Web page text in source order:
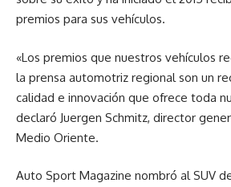
premios para sus vehículos.
«Los premios que nuestros vehículos
la prensa automotriz regional son un
calidad e innovación que ofrece toda
declaró Juergen Schmitz, director
Medio Oriente.
Auto Sport Magazine nombró al SUV